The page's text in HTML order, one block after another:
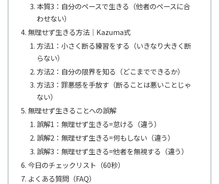
本質3：自分のペースで生きる（他者のペースに合
わせない）
無理せず生きる方法｜Kazuma式
方法1：小さく断る練習をする（いきなり大きく断
らない）
方法2：自分の限界を知る（どこまでできるか）
方法3：罪悪感を手放す（断ることは悪いことじゃ
ない）
無理せず生きることへの誤解
誤解1：無理せず生きる=怠ける（違う）
誤解2：無理せず生きる=何もしない（違う）
誤解3：無理せず生きる=他者を無視する（違う）
今日のチェックリスト（60秒）
よくある質問（FAQ）